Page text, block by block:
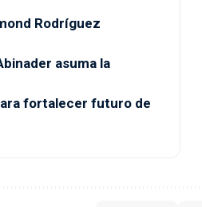
Rodríguez
asuma la
fortalecer futuro de